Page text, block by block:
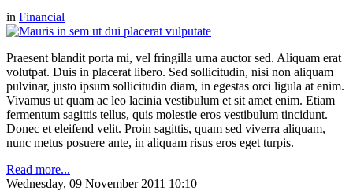
in Financial
Praesent blandit porta mi, vel fringilla urna auctor sed. Aliquam erat
volutpat. Duis in placerat libero. Sed sollicitudin, nisi non aliquam
pulvinar, justo ipsum sollicitudin diam, in egestas orci ligula at enim.
Vivamus ut quam ac leo lacinia vestibulum et sit amet enim. Etiam
fermentum sagittis tellus, quis molestie eros vestibulum tincidunt.
Donec et eleifend velit. Proin sagittis, quam sed viverra aliquam,
nunc metus posuere ante, in aliquam risus eros eget turpis.
Read more...
Wednesday, 09 November 2011 10:10